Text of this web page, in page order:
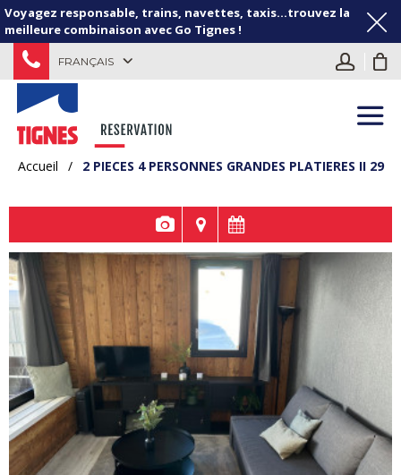
Voyagez responsable, trains, navettes, taxis...trouvez la
meilleure combinaison avec Go Tignes !
FRANÇAIS
Accueil / 2 PIECES 4 PERSONNES GRANDES PLATIERES II 29